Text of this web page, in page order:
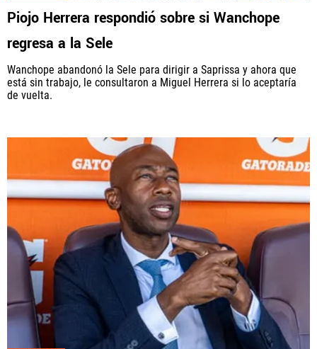
Piojo Herrera respondió sobre si Wanchope
regresa a la Sele
Wanchope abandonó la Sele para dirigir a Saprissa y ahora que
está sin trabajo, le consultaron a Miguel Herrera si lo aceptaría
de vuelta.